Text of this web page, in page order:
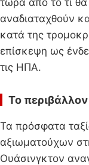
αναδιαταχθούν
κατά της
επίσκεψη ως
τις ΗΠΑ.
Το
Τα πρόσφατα
αξιωματούχων
Ουάσινγκτον